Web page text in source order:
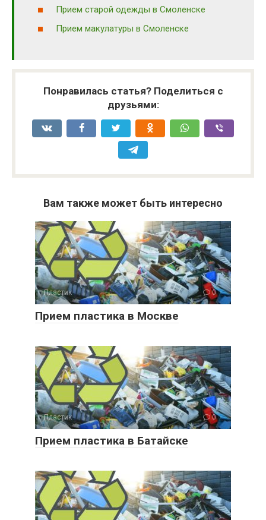
Прием старой одежды в Смоленске
Прием макулатуры в Смоленске
Понравилась статья? Поделиться с
друзьями:
Вам также может быть интересно
Пластик 0
Прием пластика в Москве
Пластик 0
Прием пластика в Батайске